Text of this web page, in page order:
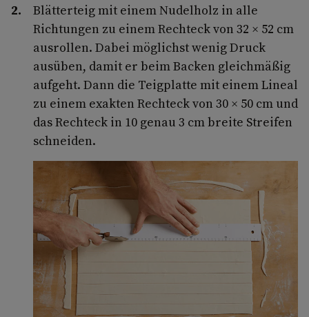
Blätterteig mit einem Nudelholz in alle
Richtungen zu einem Rechteck von 32 × 52 cm
ausrollen. Dabei möglichst wenig Druck
ausüben, damit er beim Backen gleichmäßig
aufgeht. Dann die Teigplatte mit einem Lineal
zu einem exakten Rechteck von 30 × 50 cm und
das Rechteck in 10 genau 3 cm breite Streifen
schneiden.